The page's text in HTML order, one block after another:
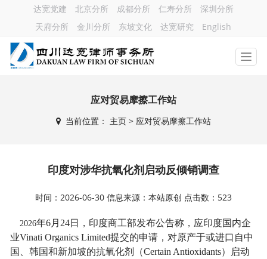
达宽党建 北京分所 成都分所 仁寿分所
深圳分所
天府分所
金川分所 东坡文化 达宽研究 English
应对贸易摩擦工作站
当前位置： 主页> 应对贸易摩擦工作站
印度对涉华抗氧化剂启动反倾销调查
时间：2026-06-30 信息来源：本站原创 点击数：523
2026年6月 24日，印度商工部发布公告称，应印度国内企
业Vinati Organics Limited提交的申请，对原产于或进口自中
国、韩国和新加坡的抗氧化剂（Certain Antioxidants）启动